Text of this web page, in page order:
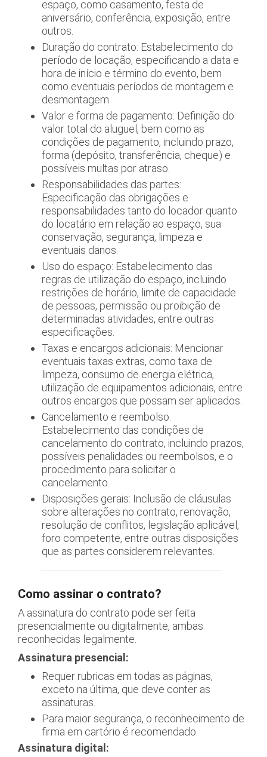
espaço, como casamento, festa de
aniversário, conferência, exposição, entre
outros.
Duração do contrato: Estabelecimento do
período de locação, especificando a data e
hora de início e término do evento, bem
como eventuais períodos de montagem e
desmontagem.
Valor e forma de pagamento: Definição do
valor total do aluguel, bem como as
condições de pagamento, incluindo prazo,
forma (depósito, transferência, cheque) e
possíveis multas por atraso.
Responsabilidades das partes:
Especificação das obrigações e
responsabilidades tanto do locador quanto
do locatário em relação ao espaço, sua
conservação, segurança, limpeza e
eventuais danos.
Uso do espaço: Estabelecimento das
regras de utilização do espaço, incluindo
restrições de horário, limite de capacidade
de pessoas, permissão ou proibição de
determinadas atividades, entre outras
especificações.
Taxas e encargos adicionais: Mencionar
eventuais taxas extras, como taxa de
limpeza, consumo de energia elétrica,
utilização de equipamentos adicionais, entre
outros encargos que possam ser aplicados.
Cancelamento e reembolso:
Estabelecimento das condições de
cancelamento do contrato, incluindo prazos,
possíveis penalidades ou reembolsos, e o
procedimento para solicitar o
cancelamento.
Disposições gerais: Inclusão de cláusulas
sobre alterações no contrato, renovação,
resolução de conflitos, legislação aplicável,
foro competente, entre outras disposições
que as partes considerem relevantes.
Como assinar o contrato?
A assinatura do contrato pode ser feita
presencialmente ou digitalmente, ambas
reconhecidas legalmente.
Assinatura presencial:
Requer rubricas em todas as páginas,
exceto na última, que deve conter as
assinaturas.
Para maior segurança, o reconhecimento de
firma em cartório é recomendado.
Assinatura digital: